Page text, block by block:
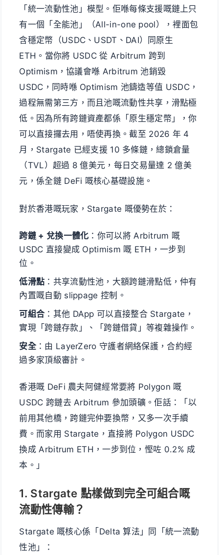
「統一流動性池」模型。佢喺每條支援嘅鏈上只
有一個「全能池」（All-in-one pool），裡面包
含穩定幣（USDC、USDT、DAI）同原生
ETH。當你將 USDC 從 Arbitrum 跨到
Optimism，協議會喺 Arbitrum 池銷毀
USDC，同時喺 Optimism 池鑄造等值 USDC，
過程無需第三方，而且池嘅流動性共享，滑點極
低。因為所有跨鏈資產都係「原生穩定幣」，你
可以直接攞去用，唔使再換。截至 2026 年 4
月，Stargate 已經支援 10 多條鏈，總鎖倉量
（TVL）超過 8 億美元，每日交易量達 2 億美
元，係全鏈 DeFi 嘅核心基礎設施。
對於香港嘅玩家，Stargate 嘅優勢在於：
跨鏈 + 兌換一體化 ：你可以將 Arbitrum 嘅
USDC 直接變成 Optimism 嘅 ETH，一步到
位。
低滑點 ：共享流動性池，大額跨鏈滑點低，仲有
內置嘅自動 slippage 控制。
可組合 ：其他 DApp 可以直接整合 Stargate，
實現「跨鏈存款」、「跨鏈借貸」等複雜操作。
安全 ：由 LayerZero 守護者網絡保護，合約經
過多家頂級審計。
香港嘅 DeFi 農夫阿健經常要將 Polygon 嘅
USDC 跨鏈去 Arbitrum 參加頭礦。佢話：「以
前用其他橋，跨鏈完仲要換幣，又多一次手續
費。而家用 Stargate，直接將 Polygon USDC
換成 Arbitrum ETH，一步到位，慳咗 0.2% 成
本。」
1. Stargate 點樣做到完全可組合嘅
流動性傳輸？
Stargate 嘅核心係「Delta 算法」同「統一流動
性池」：